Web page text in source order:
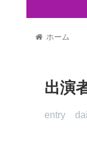
ホーム
出演
entry